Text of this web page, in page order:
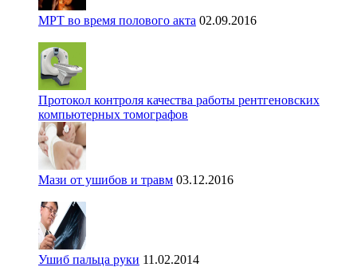
МРТ во время полового акта 02.09.2016
Протокол контроля качества работы рентгеновских
компьютерных томографов
Мази от ушибов и травм 03.12.2016
Ушиб пальца руки 11.02.2014